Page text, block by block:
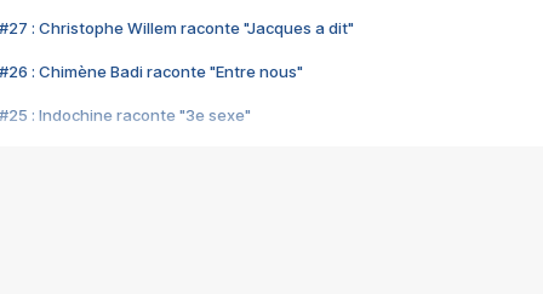
#27 : Christophe Willem raconte "Jacques a dit"
#26 : Chimène Badi raconte "Entre nous"
#25 : Indochine raconte "3e sexe"